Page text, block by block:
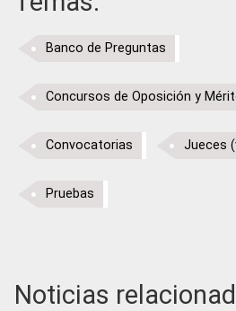
Banco de Preguntas
Concursos de Oposición y
Convocatorias Jueces
Pruebas
Noticias